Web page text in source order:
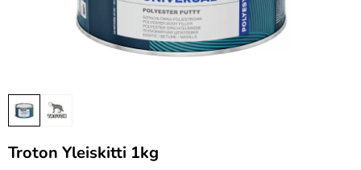
Troton Yleiskitti 1kg